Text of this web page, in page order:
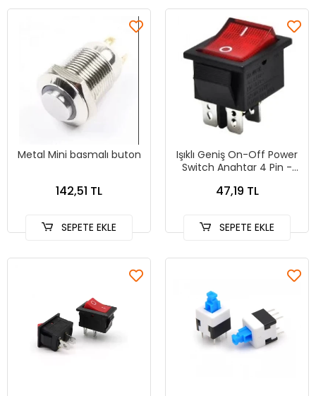
Metal Mini basmalı buton
142,51 TL
SEPETE EKLE
Işıklı Geniş On-Off Power
Switch Anahtar 4 Pin -
47,19 TL
SEPETE EKLE